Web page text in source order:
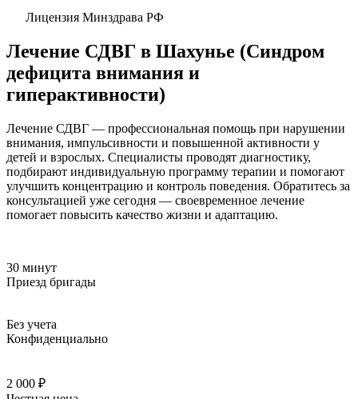
Лицензия Минздрава РФ
Лечение СДВГ в Шахунье (Синдром
дефицита внимания и
гиперактивности)
Лечение СДВГ — профессиональная помощь при нарушении
внимания, импульсивности и повышенной активности у
детей и взрослых. Специалисты проводят диагностику,
подбирают индивидуальную программу терапии и помогают
улучшить концентрацию и контроль поведения. Обратитесь за
консультацией уже сегодня — своевременное лечение
помогает повысить качество жизни и адаптацию.
30 минут
Приезд бригады
Без учета
Конфиденциально
2 000 ₽